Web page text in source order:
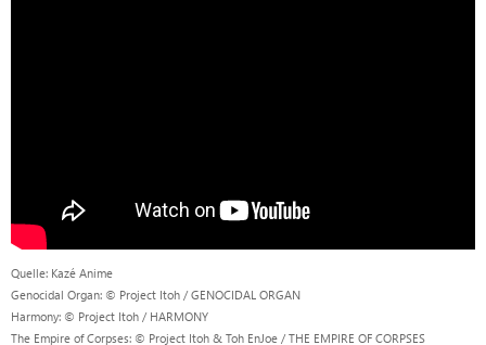
Quelle: Kazé Anime
Genocidal Organ: © Project Itoh / GENOCIDAL ORGAN
Harmony: © Project Itoh / HARMONY
The Empire of Corpses: © Project Itoh & Toh EnJoe / THE EMPIRE OF CORPSES